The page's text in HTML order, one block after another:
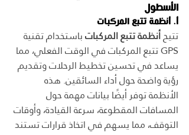
الأسطول
أ. أنظمة تتبع المركبات
تتيح أنظمة تتبع المركبات باستخدام تقنية
GPS تتبع المركبات في الوقت الفعلي، مما
يساعد في تحسين تخطيط الرحلات وتقديم
رؤية واضحة حول أداء السائقين. هذه
الأنظمة توفر أيضًا بيانات مهمة حول
المسافات المقطوعة، سرعة القيادة، وأوقات
التوقف، مما يسهم في اتخاذ قرارات تستند